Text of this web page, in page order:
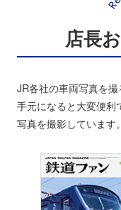
店長
JR各社の車両写真を
手元になると大変便利
写真を撮影しています。